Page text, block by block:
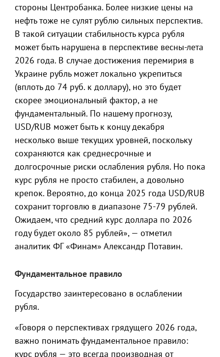
стороны Центробанка. Более низкие цены на
нефть тоже не сулят рублю сильных перспектив.
В такой ситуации стабильность курса рубля
может быть нарушена в перспективе весны-лета
2026 года. В случае достижения перемирия в
Украине рубль может локально укрепиться
(вплоть до 74 руб. к доллару), но это будет
скорее эмоциональный фактор, а не
фундаментальный. По нашему прогнозу,
USD/RUB может быть к концу декабря
несколько выше текущих уровней, поскольку
сохраняются как среднесрочные и
долгосрочные риски ослабления рубля. Но пока
курс рубля не просто стабилен, а довольно
крепок. Вероятно, до конца 2025 года USD/RUB
сохранит торговлю в диапазоне 75-79 рублей.
Ожидаем, что средний курс доллара по 2026
году будет около 85 рублей», — отметил
аналитик ФГ «Финам» Александр Потавин.
Фундаментальное правило
Государство заинтересовано в ослаблении
рубля.
«Говоря о перспективах грядущего 2026 года,
важно понимать фундаментальное правило:
курс рубля — это всегда производная от